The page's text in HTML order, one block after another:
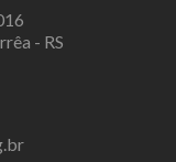
- RS